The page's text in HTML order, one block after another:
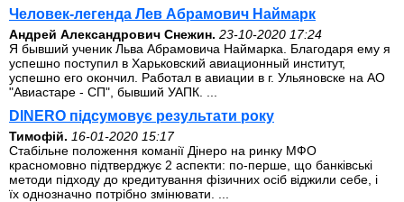
Человек-легенда Лев Абрамович Наймарк
Андрей Александрович Снежин. 23-10-2020 17:24
Я бывший ученик Льва Абрамовича Наймарка. Благодаря ему я
успешно поступил в Харьковский авиационный институт,
успешно его окончил. Работал в авиации в г. Ульяновске на АО
"Авиастаре - СП", бывший УАПК. ...
DINERO підсумовує результати року
Тимофій. 16-01-2020 15:17
Стабільне положення команії Дінеро на ринку МФО
красномовно підтверджує 2 аспекти: по-перше, що банківські
методи підходу до кредитування фізичних осіб віджили себе, і
їх однозначно потрібно змінювати. ...